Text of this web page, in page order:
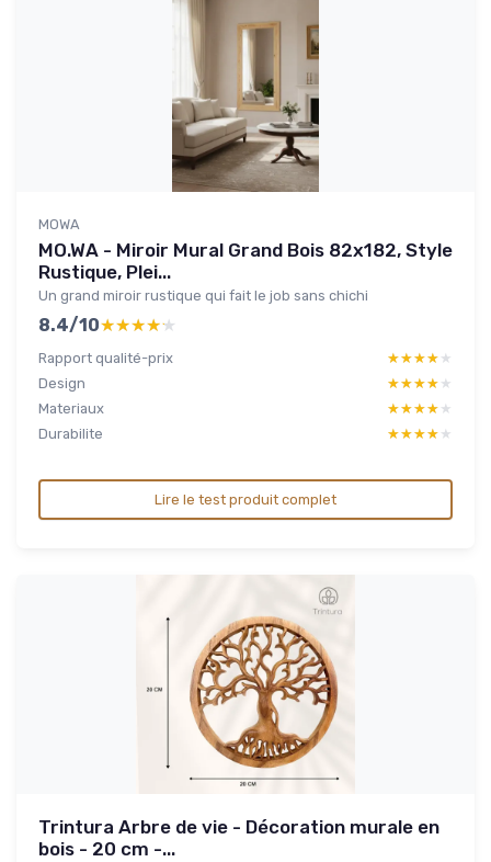
MOWA
MO.WA - Miroir Mural Grand Bois 82x182, Style
Rustique, Plei...
Un grand miroir rustique qui fait le job sans chichi
8.4/10★★★★★
★★★★★
Rapport qualité-prix ★★★★★
★★★★★
Design
★★★★★
★★★★★
Materiaux
★★★★★
★★★★★
Durabilite
★★★★★
★★★★★
Lire le test produit complet
Trintura Arbre de vie - Décoration murale en
bois - 20 cm -...